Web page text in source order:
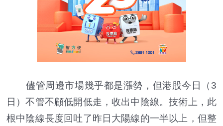
儘管周邊市場幾乎都是漲勢，但港股今日（3
日）不管不顧低開低走，收出中陰線。技術上，此
根中陰線長度回吐了昨日大陽線的一半以上，但整